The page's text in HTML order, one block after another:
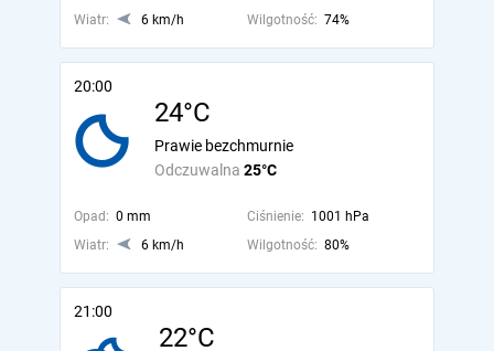
Wiatr: 6 km/h Wilgotność: 74%
20:00
24°C
Odczuwalna 25°C
Prawie bezchmurnie
Opad: 0 mm Ciśnienie: 1001 hPa
Wiatr:
6 km/h Wilgotność: 80%
21:00
22°C